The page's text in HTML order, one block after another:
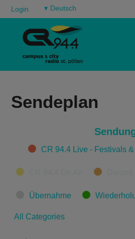
Login ▾
Sendeplan
CategoriesCR 94.4 Live - Festivals
Übernahme
All Categories